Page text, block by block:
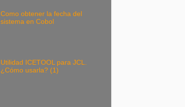
Como obtener la fecha del
sistema en Cobol
Utilidad ICETOOL para JCL.
¿Cómo usarla? (1)